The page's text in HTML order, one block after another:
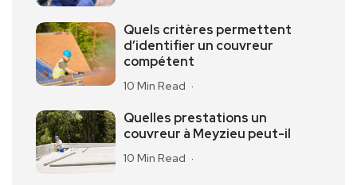
Quels critères permettent
d’identifier un couvreur
compétent
10 Min Read
Quelles prestations un
couvreur à Meyzieu peut-il
10 Min Read